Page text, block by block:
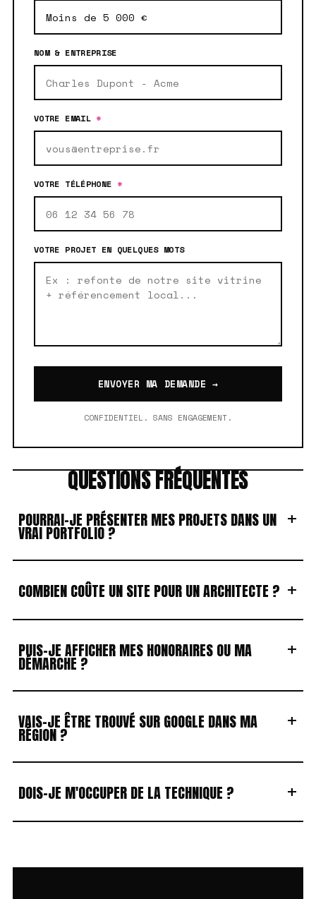
NOM & ENTREPRISE
VOTRE EMAIL *
VOTRE TÉLÉPHONE *
VOTRE PROJET EN QUELQUES MOTS
ENVOYER MA DEMANDE →
CONFIDENTIEL. SANS ENGAGEMENT.
QUESTIONS FRÉQUENTES
POURRAI-JE PRÉSENTER MES PROJETS DANS UN
VRAI PORTFOLIO ?
+
COMBIEN COÛTE UN SITE POUR UN ARCHITECTE ? +
PUIS-JE AFFICHER MES HONORAIRES OU MA
DÉMARCHE ?
+
VAIS-JE ÊTRE TROUVÉ SUR GOOGLE DANS MA
RÉGION ?
+
DOIS-JE M'OCCUPER DE LA TECHNIQUE ? +